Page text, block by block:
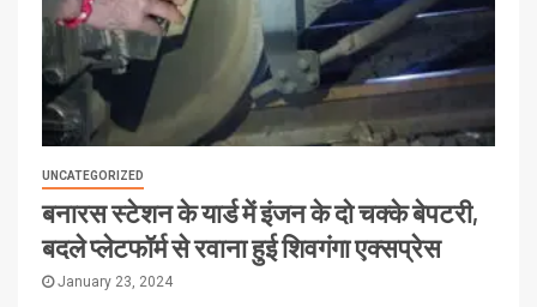
UNCATEGORIZED
बनारस स्टेशन के यार्ड में इंजन के दो चक्के बेपटरी,
बदले प्लेटफॉर्म से रवाना हुई शिवगंगा एक्सप्रेस
January 23, 2024